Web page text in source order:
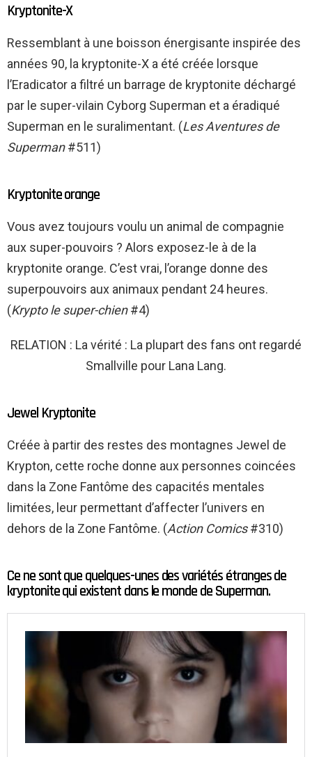
Kryptonite-X
Ressemblant à une boisson énergisante inspirée des
années 90, la kryptonite-X a été créée lorsque
l’Eradicator a filtré un barrage de kryptonite déchargé
par le super-vilain Cyborg Superman et a éradiqué
Superman en le suralimentant. (Les Aventures de
Superman#511)
Kryptonite orange
Vous avez toujours voulu un animal de compagnie
aux super-pouvoirs ? Alors exposez-le à de la
kryptonite orange. C’est vrai, l’orange donne des
superpouvoirs aux animaux pendant 24 heures.
(Krypto le super-chien#4)
RELATION : La vérité : La plupart des fans ont regardé
Smallville pour Lana Lang.
Jewel Kryptonite
Créée à partir des restes des montagnes Jewel de
Krypton, cette roche donne aux personnes coincées
dans la Zone Fantôme des capacités mentales
limitées, leur permettant d’affecter l’univers en
dehors de la Zone Fantôme. (Action Comics#310)
Ce ne sont que quelques-unes des variétés étranges de
kryptonite qui existent dans le monde de Superman.